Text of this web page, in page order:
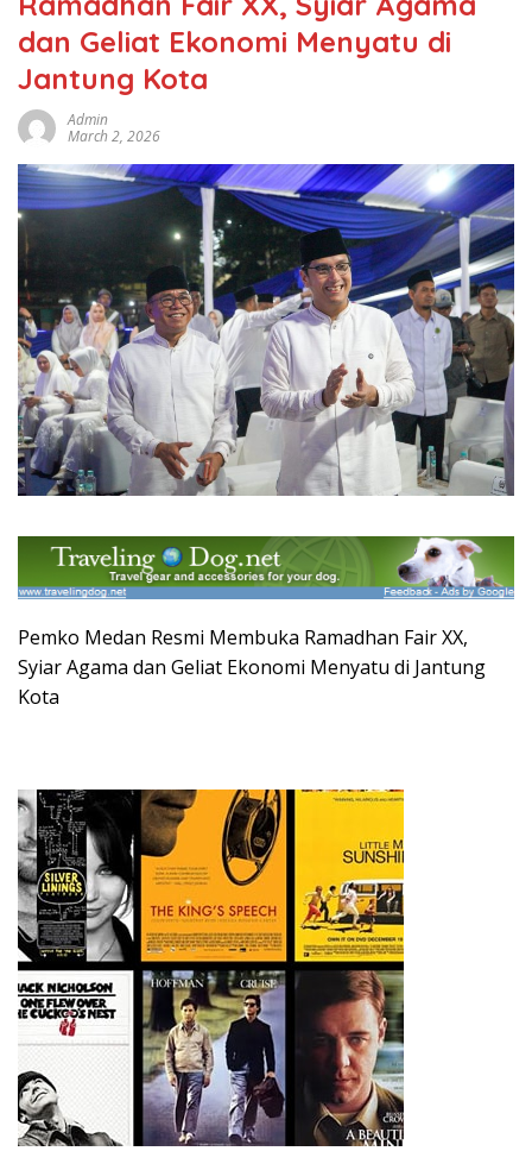
dan Geliat Ekonomi Menyatu di
Jantung Kota
Admin
March 2, 2026
Pemko Medan Resmi Membuka Ramadhan Fair XX,
Syiar Agama dan Geliat Ekonomi Menyatu di Jantung
Kota